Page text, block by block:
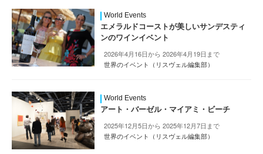
World Events
エメラルドコーストが美しいサンデスティ
ンのワインイベント
2026年4月16日から 2026年4月19日まで
世界のイベント（リスヴェル編集部）
World Events
アート・バーゼル・マイアミ・ビーチ
2025年12月5日から 2025年12月7日まで
世界のイベント（リスヴェル編集部）